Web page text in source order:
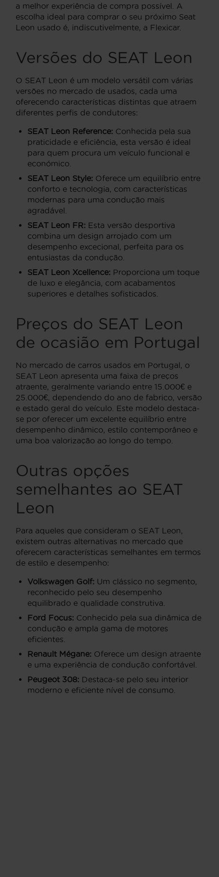
a melhor experiência de compra possível. A
escolha ideal para comprar o seu próximo Seat
Leon usado é, indiscutivelmente, a Flexicar.
Versões do SEAT Leon
O SEAT Leon é um modelo versátil com várias
versões no mercado de usados, cada uma
oferecendo características distintas que atraem
diferentes perfis de condutores:
SEAT Leon Reference: Conhecida pela sua
praticidade e eficiência, esta versão é ideal
para quem procura um veículo funcional e
económico.
SEAT Leon Style: Oferece um equilíbrio entre
conforto e tecnologia, com características
modernas para uma condução mais
agradável.
SEAT Leon FR: Esta versão desportiva
combina um design arrojado com um
desempenho excecional, perfeita para os
entusiastas da condução.
SEAT Leon Xcellence: Proporciona um toque
de luxo e elegância, com acabamentos
superiores e detalhes sofisticados.
Preços do SEAT Leon
de ocasião em Portugal
No mercado de carros usados em Portugal, o
SEAT Leon apresenta uma faixa de preços
atraente, geralmente variando entre 15.000€ e
25.000€, dependendo do ano de fabrico, versão
e estado geral do veículo. Este modelo destaca-
se por oferecer um excelente equilíbrio entre
desempenho dinâmico, estilo contemporâneo e
uma boa valorização ao longo do tempo.
Outras opções
semelhantes ao SEAT
Leon
Para aqueles que consideram o SEAT Leon,
existem outras alternativas no mercado que
oferecem características semelhantes em termos
de estilo e desempenho:
Volkswagen Golf: Um clássico no segmento,
reconhecido pelo seu desempenho
equilibrado e qualidade construtiva.
Ford Focus: Conhecido pela sua dinâmica de
condução e ampla gama de motores
eficientes.
Renault Mégane: Oferece um design atraente
e uma experiência de condução confortável.
Peugeot 308: Destaca-se pelo seu interior
moderno e eficiente nível de consumo.